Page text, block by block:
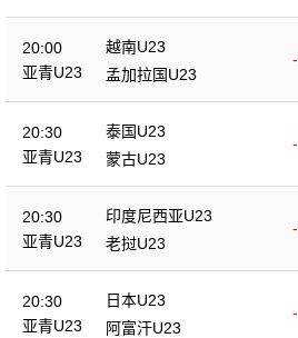
20:00
亚青U23
越南U23
-
孟加拉国U23
20:30
亚青U23
泰国U23
-
蒙古U23
20:30
亚青U23
印度尼西亚U23
-
老挝U23
20:30
亚青U23
日本U23
-
阿富汗U23